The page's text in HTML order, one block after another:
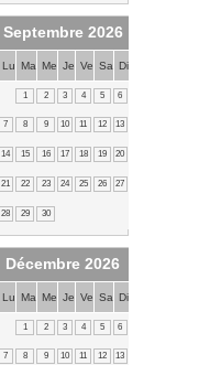
Septembre 2026
Lu Ma Me Je Ve Sa Di
1 2 3 4 5 6
7 8 9 10 11 12 13
14 15 16 17 18 19 20
21 22 23 24 25 26 27
28 29 30
Décembre 2026
Lu Ma Me Je Ve Sa Di
1 2 3 4 5 6
7 8 9 10 11 12 13